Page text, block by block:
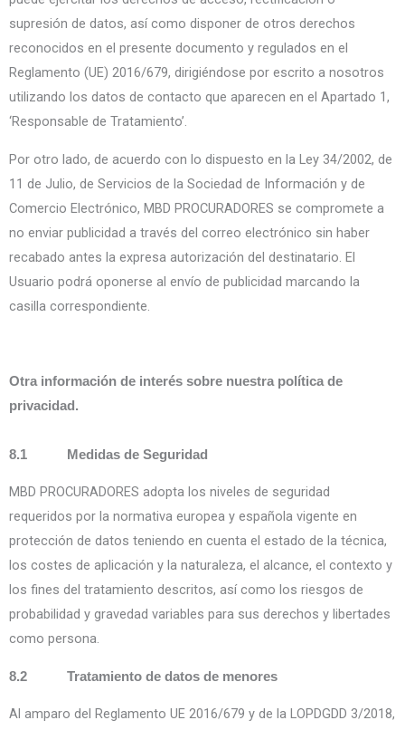
supresión de datos, así como disponer de otros derechos
reconocidos en el presente documento y regulados en el
Reglamento (UE) 2016/679, dirigiéndose por escrito a nosotros
utilizando los datos de contacto que aparecen en el Apartado 1,
‘Responsable de Tratamiento’.
Por otro lado, de acuerdo con lo dispuesto en la Ley 34/2002, de
11 de Julio, de Servicios de la Sociedad de Información y de
Comercio Electrónico, MBD PROCURADORES se compromete a
no enviar publicidad a través del correo electrónico sin haber
recabado antes la expresa autorización del destinatario. El
Usuario podrá oponerse al envío de publicidad marcando la
casilla correspondiente.
Otra información de interés sobre nuestra política de
privacidad.
8.1 Medidas de Seguridad
MBD PROCURADORES adopta los niveles de seguridad
requeridos por la normativa europea y española vigente en
protección de datos teniendo en cuenta el estado de la técnica,
los costes de aplicación y la naturaleza, el alcance, el contexto y
los fines del tratamiento descritos, así como los riesgos de
probabilidad y gravedad variables para sus derechos y libertades
como persona.
8.2 Tratamiento de datos de menores
Al amparo del Reglamento UE 2016/679 y de la LOPDGDD 3/2018,